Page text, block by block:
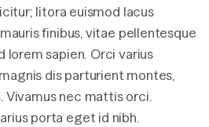
litora euismod lacus
finibus, vitae pellentesque
sapien. Orci varius
dis parturient montes,
Vivamus nec mattis orci.
porta eget id nibh.